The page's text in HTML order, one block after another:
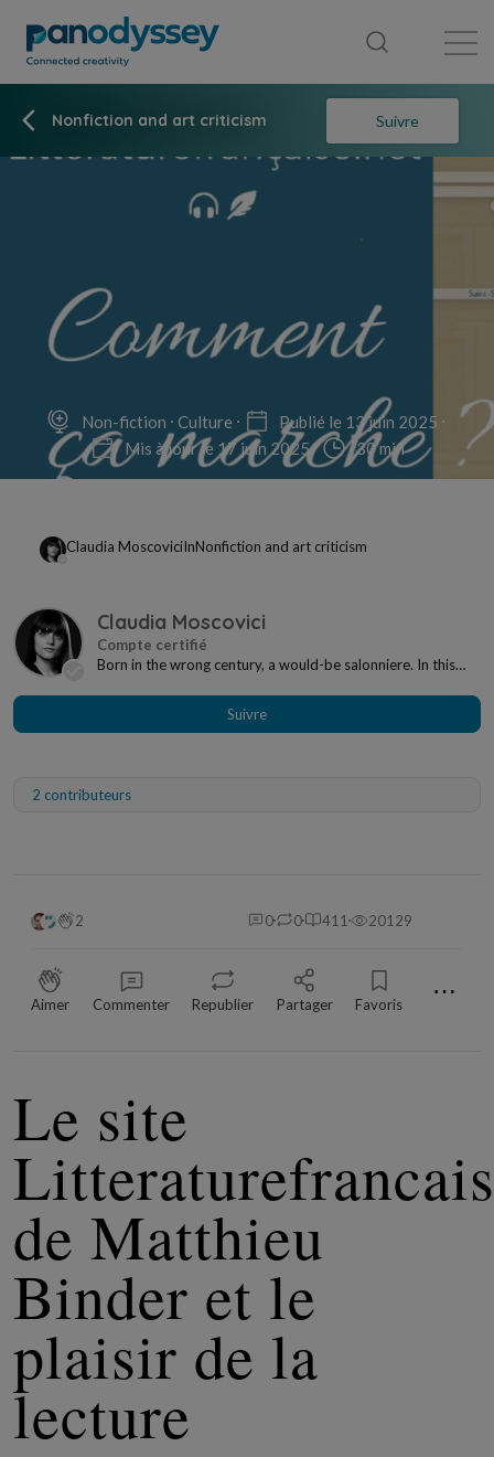
Nonfiction and art criticism Suivre
Non-fiction Culture
Publié le 13 juin 2025
Mis à jour le 17 juin 2025
30 min
Claudia MoscoviciInNonfiction and art criticism
Claudia Moscovici
Born in the wrong century, a would-be salonniere. In this
Suivre
2 contributeurs
2 0 0 411 20129
Aimer Commenter Republier Partager Favoris ⋯
Le site
de Matthieu
Binder et le
plaisir de la
lecture